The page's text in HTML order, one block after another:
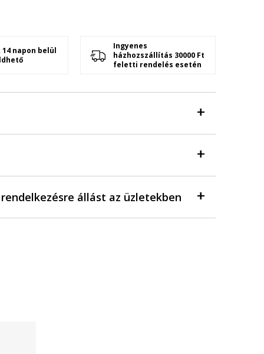
napon belül
Ingyenes
házhozszállítás 30000 Ft
feletti rendelés esetén
állást az üzletekben